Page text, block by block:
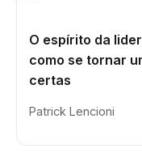
O espírito da
como se tornar
certas
Patrick Lencioni